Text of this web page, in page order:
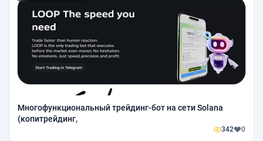
Многофункциональный трейдинг-бот на сети Solana
(копитрейдинг,
342 0